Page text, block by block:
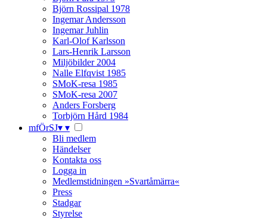
Björn Rossipal 1978
Ingemar Andersson
Ingemar Juhlin
Karl-Olof Karlsson
Lars-Henrik Larsson
Miljöbilder 2004
Nalle Elfqvist 1985
SMoK-resa 1985
SMoK-resa 2007
Anders Forsberg
Torbjörn Hård 1984
mfÖrSJ▾ ▾
Bli medlem
Händelser
Kontakta oss
Logga in
Medlemstidningen »Svartåmärra«
Press
Stadgar
Styrelse